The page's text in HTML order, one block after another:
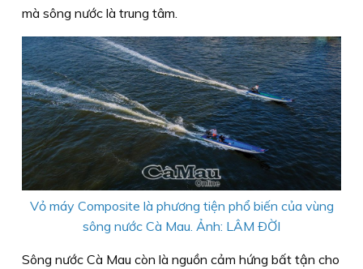
mà sông nước là trung tâm.
Vỏ máy Composite là phương tiện phổ biến của vùng
sông nước Cà Mau. Ảnh: LÂM ÐỜI
Sông nước Cà Mau còn là nguồn cảm hứng bất tận cho